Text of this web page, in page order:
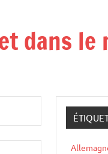
dans le